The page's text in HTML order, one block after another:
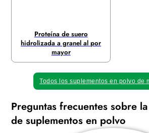
Proteína de suero
hidrolizada a granel al por
mayor
Todos los suplementos en polvo de
Preguntas frecuentes sobre
de suplementos en polvo